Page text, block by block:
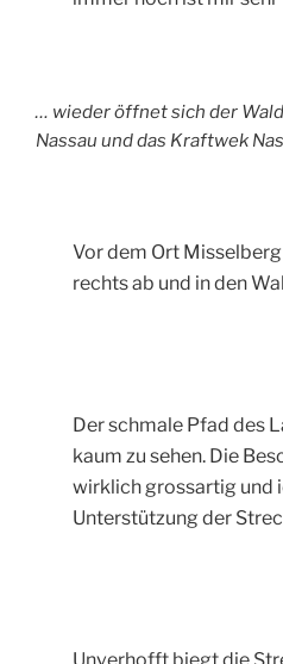
… wieder öffnet sich der
Nassau und das Kraftwek
Vor dem Ort
rechts ab und in den
Der schmale Pfad des
kaum zu sehen. Die
wirklich grossartig und
Unterstützung der